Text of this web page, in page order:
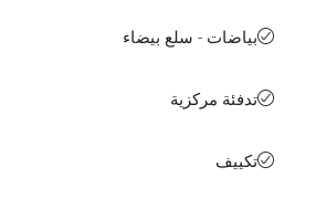
بياضات - سلع بيضاء
تدفئة مركزية
تكييف